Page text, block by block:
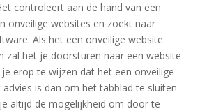
controleert aan de hand van een
onveilige websites en zoekt naar
Als het een onveilige website
zal het je doorsturen naar een website
erop te wijzen dat het een onveilige
advies is dan om het tabblad te sluiten.
altijd de mogelijkheid om door te